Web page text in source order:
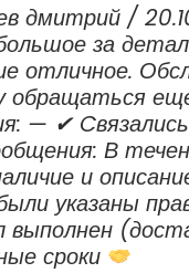
дмитрий /
за
отличное.
обращаться
— ✔
В
и
указаны
выполнен
сроки